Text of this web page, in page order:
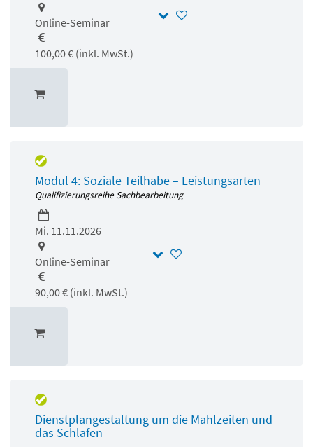
Online-Seminar
100,00 € (inkl. MwSt.)
Modul 4: Soziale Teilhabe – Leistungsarten
Qualifizierungsreihe Sachbearbeitung
Mi. 11.11.2026
Online-Seminar
90,00 € (inkl. MwSt.)
Dienstplangestaltung um die Mahlzeiten und
das Schlafen